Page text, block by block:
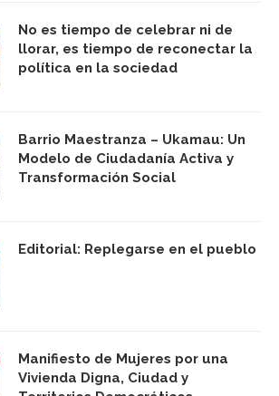
No es tiempo de celebrar ni de
llorar, es tiempo de reconectar la
política en la sociedad
Barrio Maestranza – Ukamau: Un
Modelo de Ciudadanía Activa y
Transformación Social
Editorial: Replegarse en el pueblo
Manifiesto de Mujeres por una
Vivienda Digna, Ciudad y